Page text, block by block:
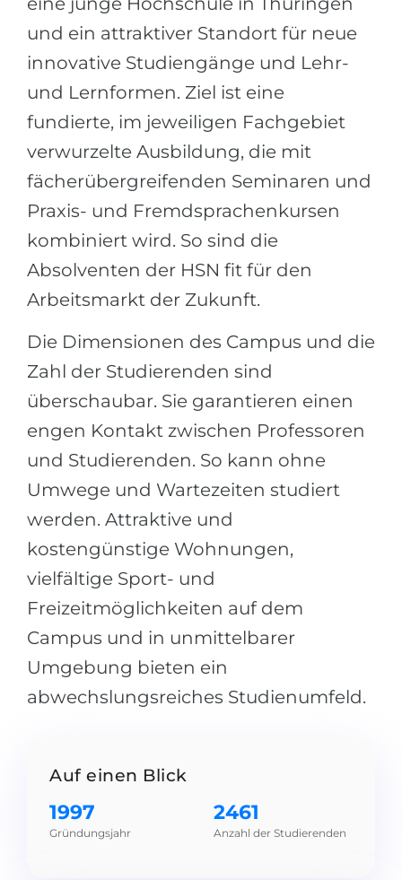
Städte
BERUFE
Berufe
BERUFSORIENTIERUNG
Holland-Test
Interessenkarte-Test
RIASEC-Test
Erfolg
100%
Unsere Studierenden werden
BEWERBEN FÜR FACHRICHTUNG …
Medizin
Ingenieurwesen
Physik
Management
Anderes Fach
BEWERBEN AUS …
Russland
Ukraine
Aserbaidschan
Armenien
Belarus
Anderes Land
BERATUNG BUCHEN
und ein attraktiver Standort für neue
innovative Studiengänge und Lehr-
und Lernformen. Ziel ist eine
fundierte, im jeweiligen Fachgebiet
verwurzelte Ausbildung, die mit
fächerübergreifenden Seminaren und
Praxis- und Fremdsprachenkursen
kombiniert wird. So sind die
Absolventen der HSN fit für den
Arbeitsmarkt der Zukunft.
Die Dimensionen des Campus und die
Zahl der Studierenden sind
überschaubar. Sie garantieren einen
engen Kontakt zwischen Professoren
und Studierenden. So kann ohne
Umwege und Wartezeiten studiert
werden. Attraktive und
kostengünstige Wohnungen,
vielfältige Sport- und
Freizeitmöglichkeiten auf dem
Campus und in unmittelbarer
Umgebung bieten ein
abwechslungsreiches Studienumfeld.
Auf einen Blick
1997
Gründungsjahr
2461
Anzahl der Studierenden